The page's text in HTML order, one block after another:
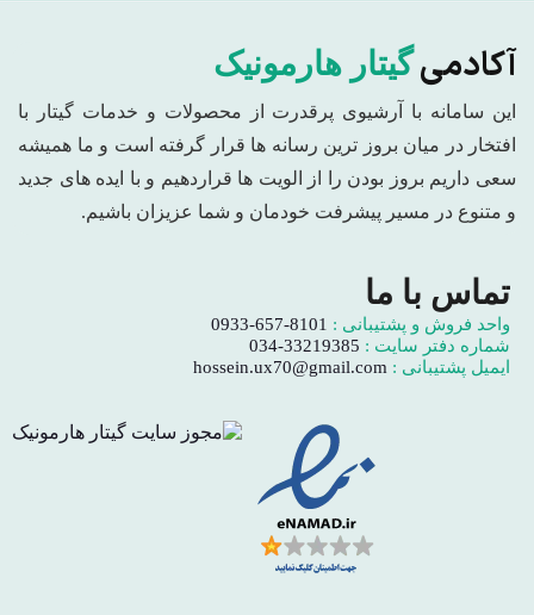
آکادمیگیتار هارمونیک
این سامانه با آرشیوی پرقدرت از محصولات و خدمات گیتار با
افتخار در میان بروز ترین رسانه ها قرار گرفته است و ما همیشه
سعی داریم بروز بودن را از الویت ها قراردهیم و با ایده های جدید
و متنوع در مسیر پیشرفت خودمان و شما عزیزان باشیم.
تماس با ما
واحد فروش و پشتیبانی : 0933-657-8101
شماره دفتر سایت : 034-33219385
ایمیل پشتیبانی : hossein.ux70@gmail.com